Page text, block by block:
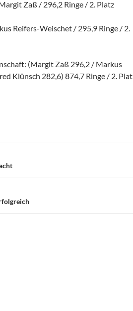
Zaß / 296,2 Ringe / 2. Platz
Reifers-Weischet / 295,9 Ringe / 2.
(Margit Zaß 296,2 / Markus
Klünsch 282,6) 874,7 Ringe / 2.